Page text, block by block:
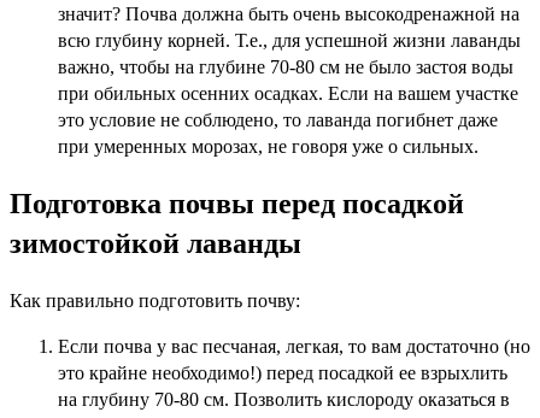
значит? Почва должна быть очень высокодренажной на
всю глубину корней. Т.е., для успешной жизни лаванды
важно, чтобы на глубине 70-80 см не было застоя воды
при обильных осенних осадках. Если на вашем участке
это условие не соблюдено, то лаванда погибнет даже
при умеренных морозах, не говоря уже о сильных.
Подготовка почвы перед посадкой
зимостойкой лаванды
Как правильно подготовить почву:
Если почва у вас песчаная, легкая, то вам достаточно (но
это крайне необходимо!) перед посадкой ее взрыхлить
на глубину 70-80 см. Позволить кислороду оказаться в